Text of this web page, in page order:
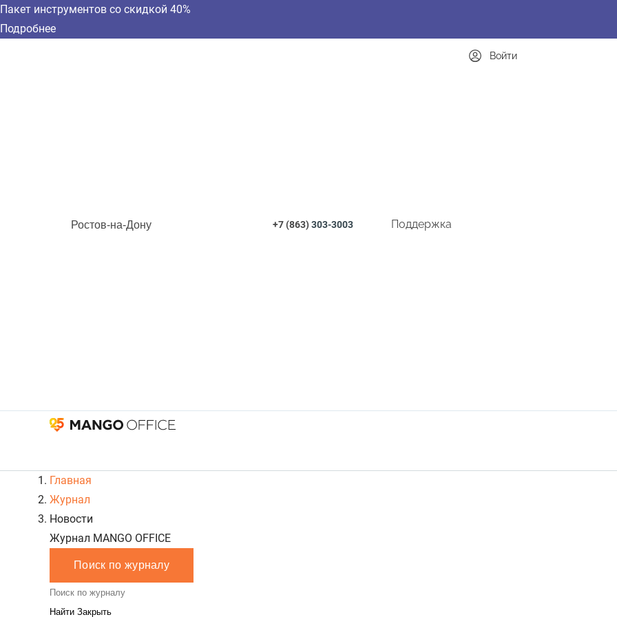
Пакет инструментов со скидкой 40%
Подробнее
Ростов-на-Дону +7 (863)303-3003 Поддержка
Войти
Главная
Журнал
Новости
Журнал MANGO OFFICE
Поиск по журналу
Закрыть